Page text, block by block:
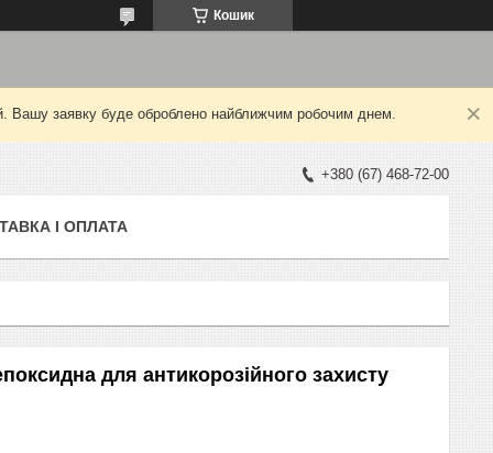
Кошик
Вашу заявку буде оброблено найближчим робочим днем.
+380 (67) 468-72-00
І ОПЛАТА
для антикорозійного захисту